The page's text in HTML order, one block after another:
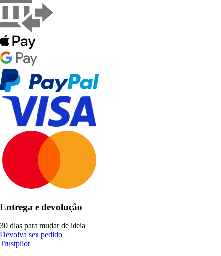
Entrega e devolução
30 dias para mudar de ideia
Devolva seu pedido
Trustpilot